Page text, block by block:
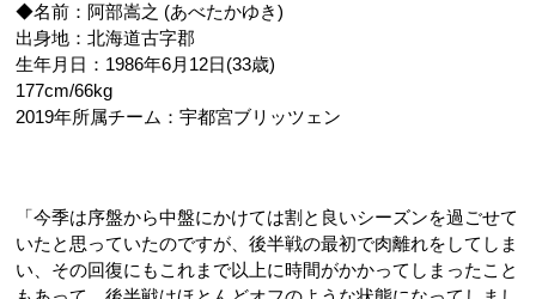
◆名前：阿部嵩之 (あべたかゆき)
出身地：北海道古字郡
生年月日：1986年6月12日(33歳)
177cm/66kg
2019年所属チーム：宇都宮ブリッツェン
「今季は序盤から中盤にかけては割と良いシーズンを過ごせて
いたと思っていたのですが、後半戦の最初で肉離れをしてしま
い、その回復にもこれまで以上に時間がかかってしまったこと